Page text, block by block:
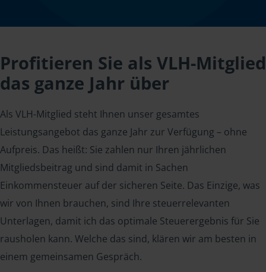
Profitieren Sie als VLH-Mitglied
das ganze Jahr über
Als VLH-Mitglied steht Ihnen unser gesamtes
Leistungsangebot das ganze Jahr zur Verfügung – ohne
Aufpreis. Das heißt: Sie zahlen nur Ihren jährlichen
Mitgliedsbeitrag und sind damit in Sachen
Einkommensteuer auf der sicheren Seite. Das Einzige, was
wir von Ihnen brauchen, sind Ihre steuerrelevanten
Unterlagen, damit ich das optimale Steuerergebnis für Sie
rausholen kann. Welche das sind, klären wir am besten in
einem gemeinsamen Gespräch.